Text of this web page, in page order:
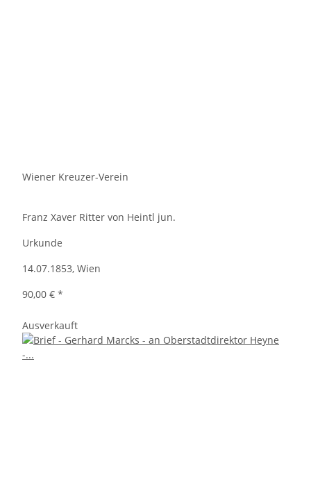
Wiener Kreuzer-Verein
Franz Xaver Ritter von Heintl jun.
Urkunde
14.07.1853, Wien
90,00 € *
Ausverkauft